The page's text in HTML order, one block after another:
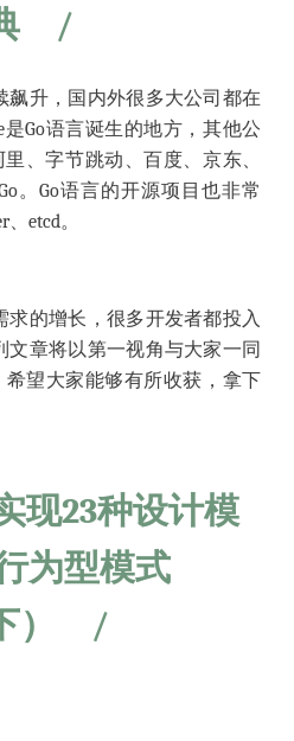
/
飙升，国内外很多大公司都在
是Go语言诞生的地方，其他公
、字节跳动、百度、京东、
。Go语言的开源项目也非常
etcd。
求的增长，很多开发者都投入
文章将以第一视角与大家一同
希望大家能够有所收获，拿下
现23种设计模
为型模式
）
/